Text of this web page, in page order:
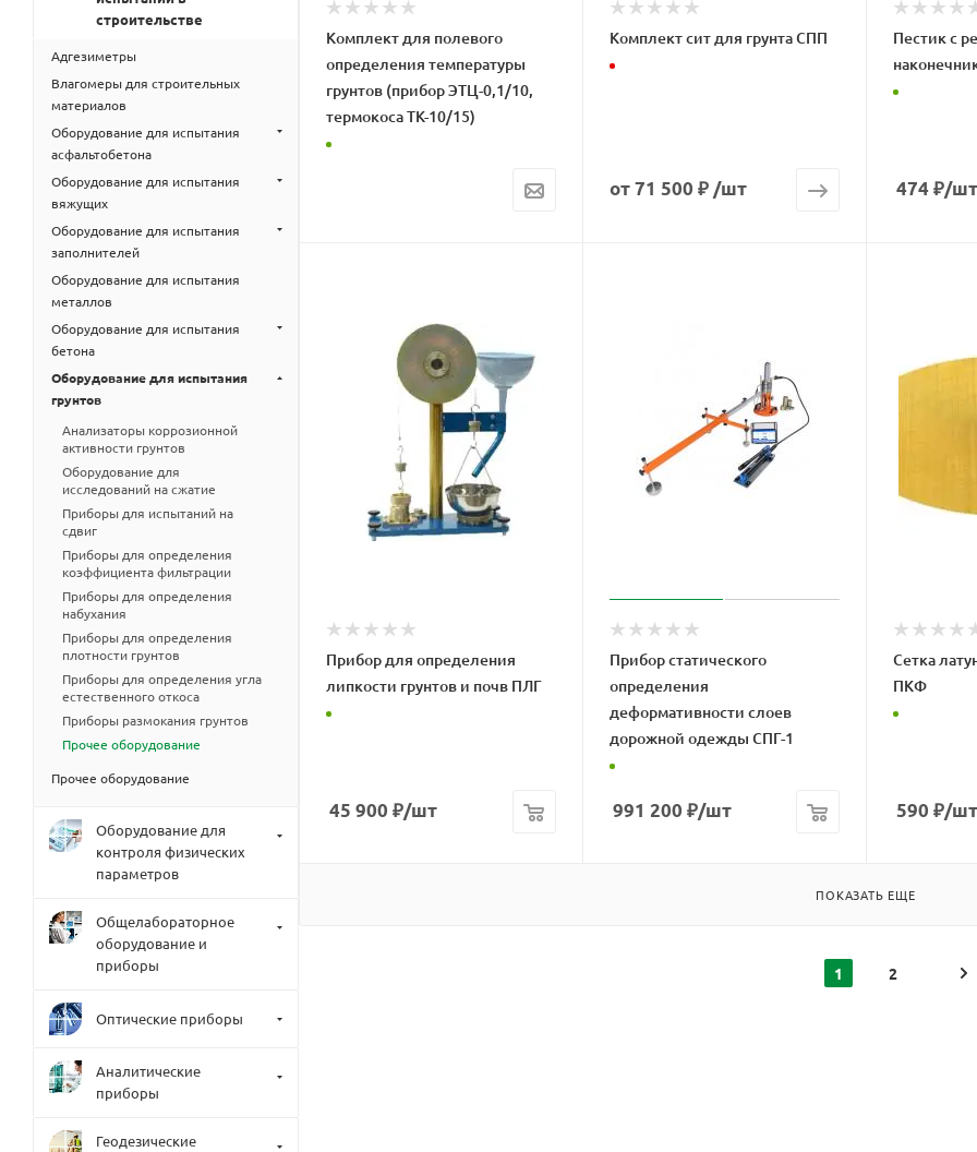
Комплект для полевого
определения температуры
грунтов (прибор ЭТЦ-0,1/10,
термокоса ТК-10/15)
Комплект сит для грунта СПП
от71 500 ₽ /шт
Пестик с
474₽/шт
Прибор для определения
липкости грунтов и почв ПЛГ
45 900 ₽/шт
Прибор статического
определения
деформативности слоев
дорожной одежды СПГ-1
991 200 ₽/шт
Сетка
ПКФ
590 ₽/шт
ПОКАЗАТЬ ЕЩЕ
1 2
строительстве
Адгезиметры
Влагомеры для строительных
материалов
Оборудование для испытания
асфальтобетона
Оборудование для испытания
вяжущих
Оборудование для испытания
заполнителей
Оборудование для испытания
металлов
Оборудование для испытания
бетона
Оборудование для испытания
грунтов
Анализаторы коррозионной
активности грунтов
Оборудование для
исследований на сжатие
Приборы для испытаний на
сдвиг
Приборы для определения
коэффициента фильтрации
Приборы для определения
набухания
Приборы для определения
плотности грунтов
Приборы для определения угла
естественного откоса
Приборы размокания грунтов
Прочее оборудование
Прочее оборудование
Оборудование для
контроля физических
параметров
Общелабораторное
оборудование и
приборы
Оптические приборы
Аналитические
приборы
Геодезические